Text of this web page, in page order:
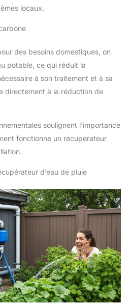
locaux.
des besoins domestiques, on
potable, ce qui réduit la
à son traitement et à sa
directement à la réduction de
soulignent l’importance
fonctionne un récupérateur
d’eau de pluie